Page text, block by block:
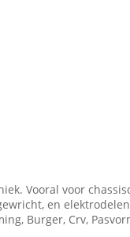
Vooral voor
en
Burger, Crv,